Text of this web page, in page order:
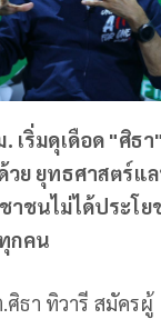
. เริ่มดุเดือด "ศิธ
วย ยุทธศาสตร์แ
าชนไม่ได้ประโ
กคน
ธา ทิวารี สมัครผู้